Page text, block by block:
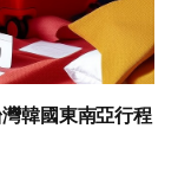
韓國東南亞行程